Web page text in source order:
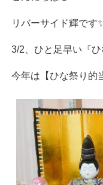
リバーサイド輝です
3/2、ひと足早い『
今年は【ひな祭り的